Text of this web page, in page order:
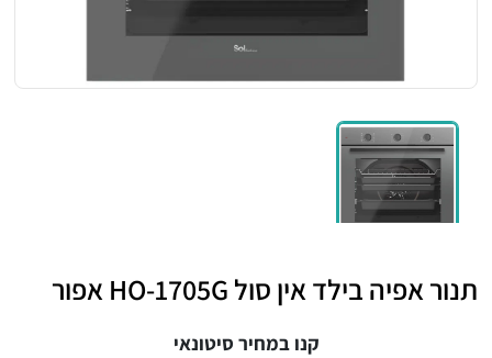
תנור אפיה בילד אין סול HO-1705G אפור
קנו במחיר סיטונאי